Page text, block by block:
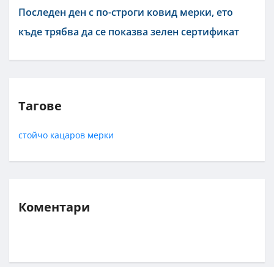
Последен ден с по-строги ковид мерки, ето
къде трябва да се показва зелен сертификат
Тагове
стойчо кацаров мерки
Коментари